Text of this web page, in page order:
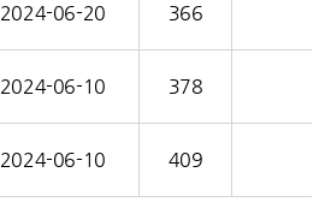
2024-06-20 366
2024-06-10 378
2024-06-10 409